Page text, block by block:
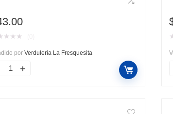
★ ★ ★
por Verduleria La Fresquesita